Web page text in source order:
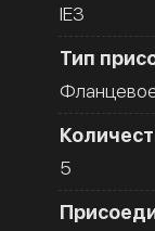
IE3
Тип
5